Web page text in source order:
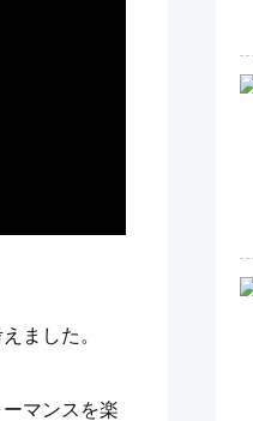
ました。
マンスを楽